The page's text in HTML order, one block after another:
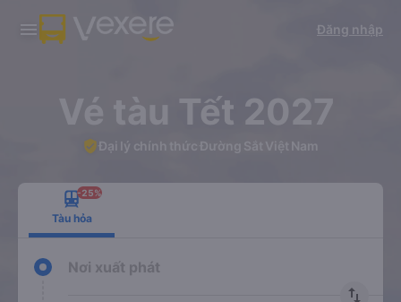
Tải app Vexere ngay!
Nhận ưu đãi thành viên độc
Mở app
Tải app Vexere
-30k/ghế khi đặt vé máy bay qua
Mở app
Đăng nhập
Vé tàu Tết 2027
Đại lý chính thức Đường Sắt Việt Nam
Tàu hỏa
-25%
Nơi xuất phát
import_export